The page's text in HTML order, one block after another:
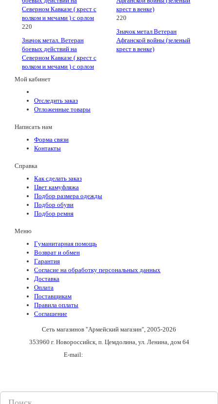
220
Значок метал. Ветеран
боевых действий на
Северном Кавказе ( крест с
волком и мечами ) с орлом
220
Значок метал Ветеран
Афганской войны (зеленый
крест в венке)
Мой кабинет
Отследить заказ
Отложенные товары
Написать нам
Форма связи
Контакты
Справка
Как сделать заказ
Цвет камуфляжа
Подбор размера одежды
Подбор обуви
Подбор ремня
Меню
Гуманитарная помощь
Возврат и обмен
Гарантия
Согласие на обработку персональных данных
Доставка
Оплата
Поставщикам
Правила оплаты
Соглашение
Сеть магазинов "Армейский магазин", 2005-2026
353960 г. Новороссийск, п. Цемдолина, ул. Ленина, дом 64
E-mail: